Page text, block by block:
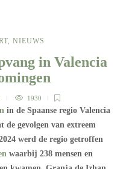
, NIEUWS
in Valencia
1930
in de Spaanse regio Valencia
de gevolgen van extreem
werd de regio getroffen
waarbij 238 mensen en